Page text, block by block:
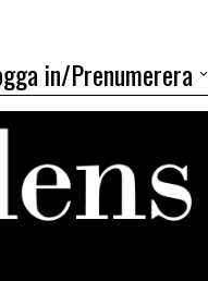
in/Prenumerera